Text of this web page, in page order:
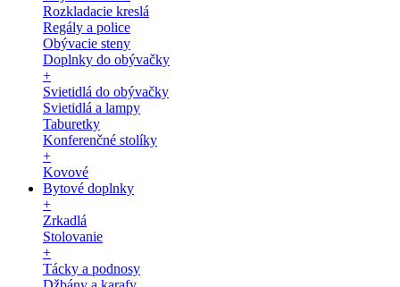
Rozkladacie kreslá
Regály a police
Obývacie steny
Doplnky do obývačky
+
Svietidlá do obývačky
Svietidlá a lampy
Taburetky
Konferenčné stolíky
+
Kovové
Bytové doplnky
+
Zrkadlá
Stolovanie
+
Tácky a podnosy